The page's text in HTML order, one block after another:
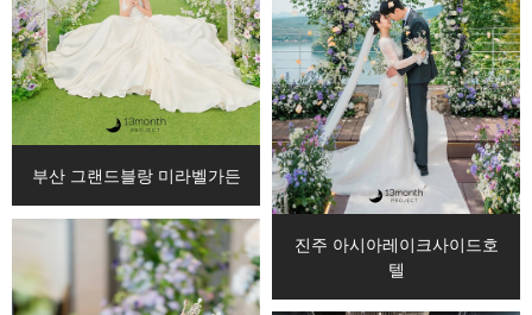
부산 그랜드블랑 미라벨가든
진주 아시아레이크사이드호
텔